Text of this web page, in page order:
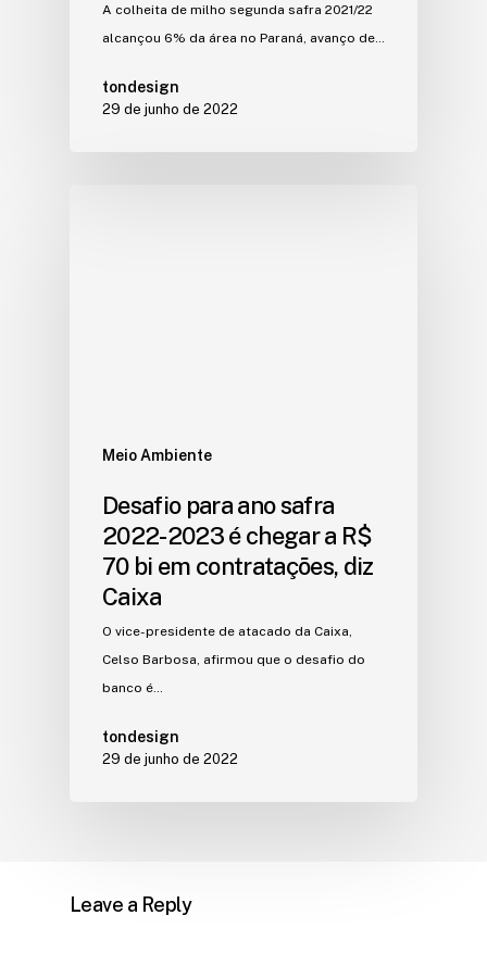
A colheita de milho segunda safra 2021/22
alcançou 6% da área no Paraná, avanço de…
tondesign
29 de junho de 2022
Meio Ambiente
Desafio para ano safra
2022-2023 é chegar a R$
70 bi em contratações, diz
Caixa
O vice-presidente de atacado da Caixa,
Celso Barbosa, afirmou que o desafio do
banco é…
tondesign
29 de junho de 2022
Leave a Reply